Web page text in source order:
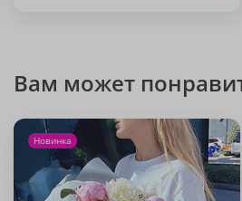
Вам может
Новинка